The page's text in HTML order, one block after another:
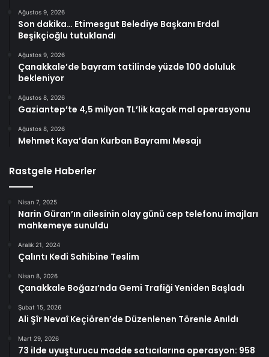
Ağustos 9, 2026
Son dakika… Etimesgut Belediye Başkanı Erdal
Beşikçioğlu tutuklandı
Ağustos 9, 2026
Çanakkale’de bayram tatilinde yüzde 100 doluluk
bekleniyor
Ağustos 8, 2026
Gaziantep’te 4,5 milyon TL’lik kaçak mal operasyonu
Ağustos 8, 2026
Mehmet Kaya’dan Kurban Bayramı Mesajı
Rastgele Haberler
Nisan 7, 2025
Narin Güran’ın ailesinin olay günü cep telefonu imajları
mahkemeye sunuldu
Aralık 21, 2024
Çalıntı Kedi Sahibine Teslim
Nisan 8, 2026
Çanakkale Boğazı’nda Gemi Trafiği Yeniden Başladı
Şubat 15, 2026
Ali Şîr Nevaî Keçiören’de Düzenlenen Törenle Anıldı
Mart 29, 2026
73 ilde uyuşturucu madde satıcılarına operasyon: 958